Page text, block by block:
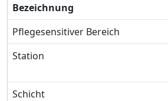
Bezeichnung
Pflegesensitiver Bereich
Station
Schicht